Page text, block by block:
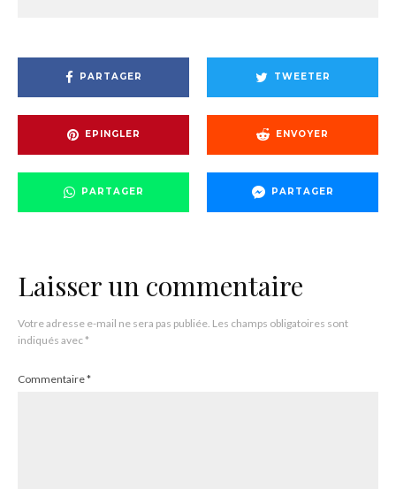
PARTAGER TWEETER
EPINGLER ENVOYER
PARTAGER PARTAGER
Laisser un commentaire
Votre adresse e-mail ne sera pas publiée. Les champs obligatoires sont
indiqués avec*
Commentaire*